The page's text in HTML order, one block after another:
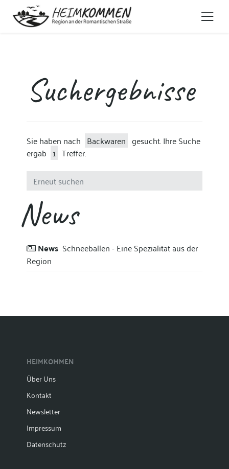
Suchergebnisse
Sie haben nach Backwaren gesucht. Ihre Suche
ergab 1 Treffer.
News
News Schneeballen - Eine Spezialität aus der
Region
HEIMKOMMEN
Über Uns
Kontakt
Newsletter
Impressum
Datenschutz